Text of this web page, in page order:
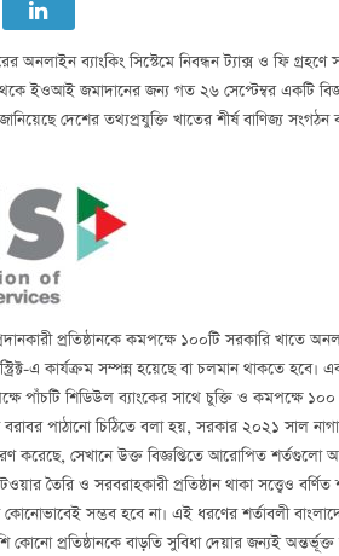
অনলাইন ব্যাংকিং সিস্টেমে নিবন্ধন ট্যাক্স ও ফি
ইওআই জমাদানের জন্য গত ২৬ সেপ্টেম্বর একটি
জানিয়েছে দেশের তথ্যপ্রযুক্তি খাতের শীর্ষ বাণিজ্য
প্রতিষ্ঠানকে কমপক্ষে ১০০টি সরকারি খাতে
এ কার্যক্রম সম্পন্ন হয়েছে বা চলমান থাকতে
পাঁচটি শিডিউল ব্যাংকের সাথে চুক্তি ও কমপক্ষে
বরাবর পাঠানো চিঠিতে বলা হয়, সরকার ২০২১ সাল
করেছে, সেখানে উক্ত বিজ্ঞপ্তিতে আরোপিত শর্তগুলো
তৈরি ও সরবরাহকারী প্রতিষ্ঠান থাকা সত্ত্বেও
সম্ভব হবে না। এই ধরণের শর্তাবলী
কোনো প্রতিষ্ঠানকে বাড়তি সুবিধা দেয়ার জন্যই